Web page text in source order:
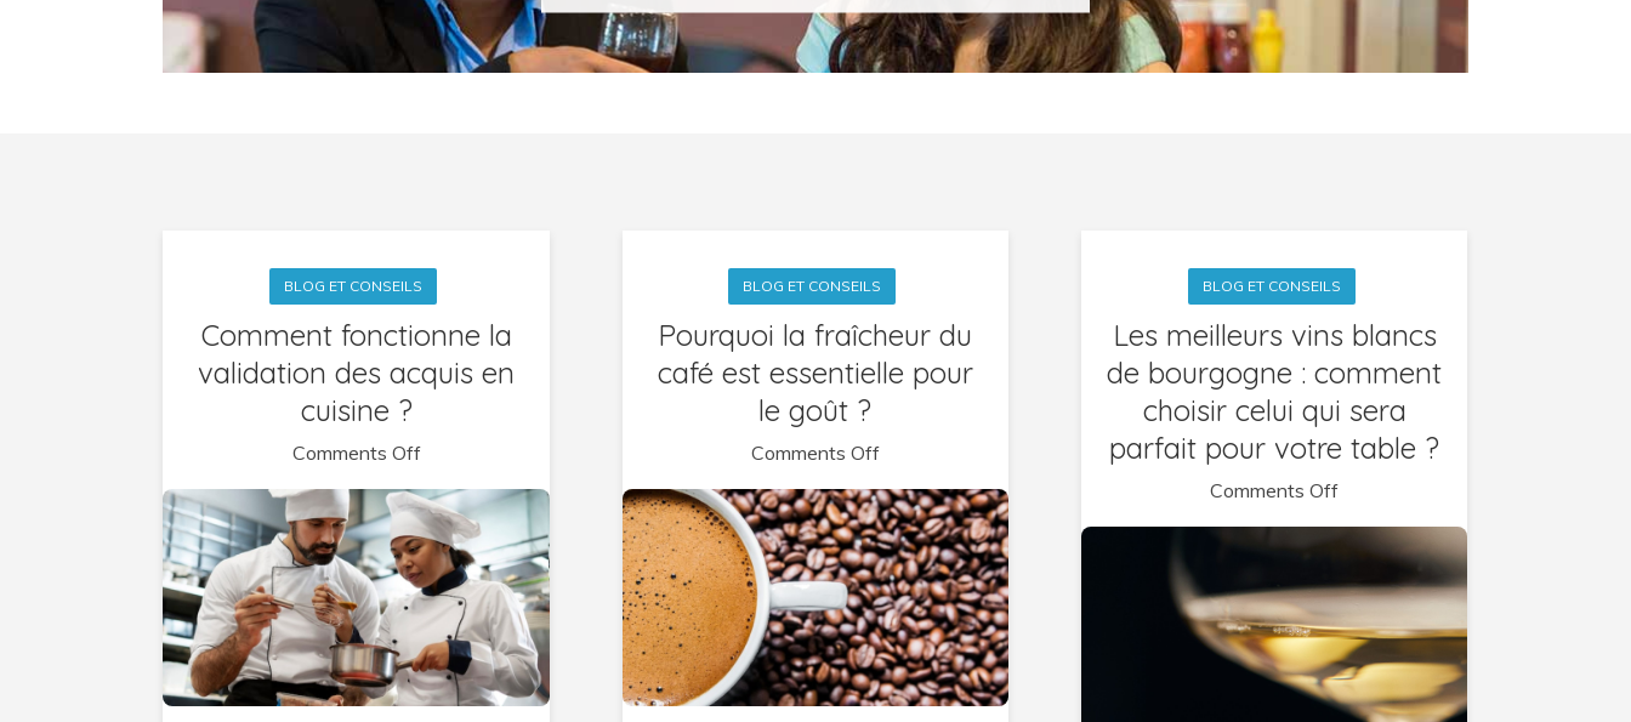
BLOG ET CONSEILS
Comment fonctionne la
validation des acquis en
cuisine ?
Comments Offon
Comment
fonctionne
la
validation
acquis
en
BLOG ET CONSEILS
Pourquoi la fraîcheur du
café est essentielle pour
le goût ?
Comments Offon
Pourquoi
la
fraîcheur
du
café
est
essentielle
BLOG ET CONSEILS
Les meilleurs vins blancs
de bourgogne : comment
choisir celui qui sera
parfait pour votre table ?
Comments Offon
Les
meilleurs
vins
blancs
de
bourgogne